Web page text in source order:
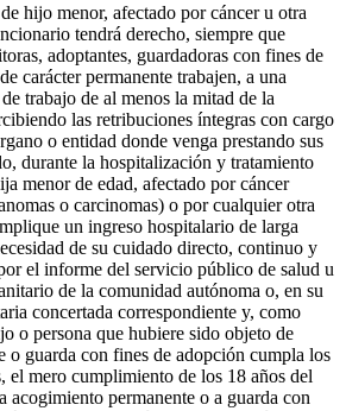
hijo menor, afectado por cáncer u otra
tendrá derecho, siempre que
adoptantes, guardadoras con fines de
carácter permanente trabajen, a una
trabajo de al menos la mitad de la
las retribuciones íntegras con cargo
o entidad donde venga prestando sus
durante la hospitalización y tratamiento
menor de edad, afectado por cáncer
o carcinomas) o por cualquier otra
un ingreso hospitalario de larga
de su cuidado directo, continuo y
el informe del servicio público de salud u
de la comunidad autónoma o, en su
concertada correspondiente y, como
o persona que hubiere sido objeto de
o guarda con fines de adopción cumpla los
el mero cumplimiento de los 18 años del
acogimiento permanente o a guarda con